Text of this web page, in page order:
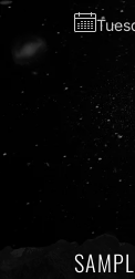
Skip
the
content